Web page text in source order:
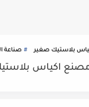
بلاستيك صغير صناعة
اكياس